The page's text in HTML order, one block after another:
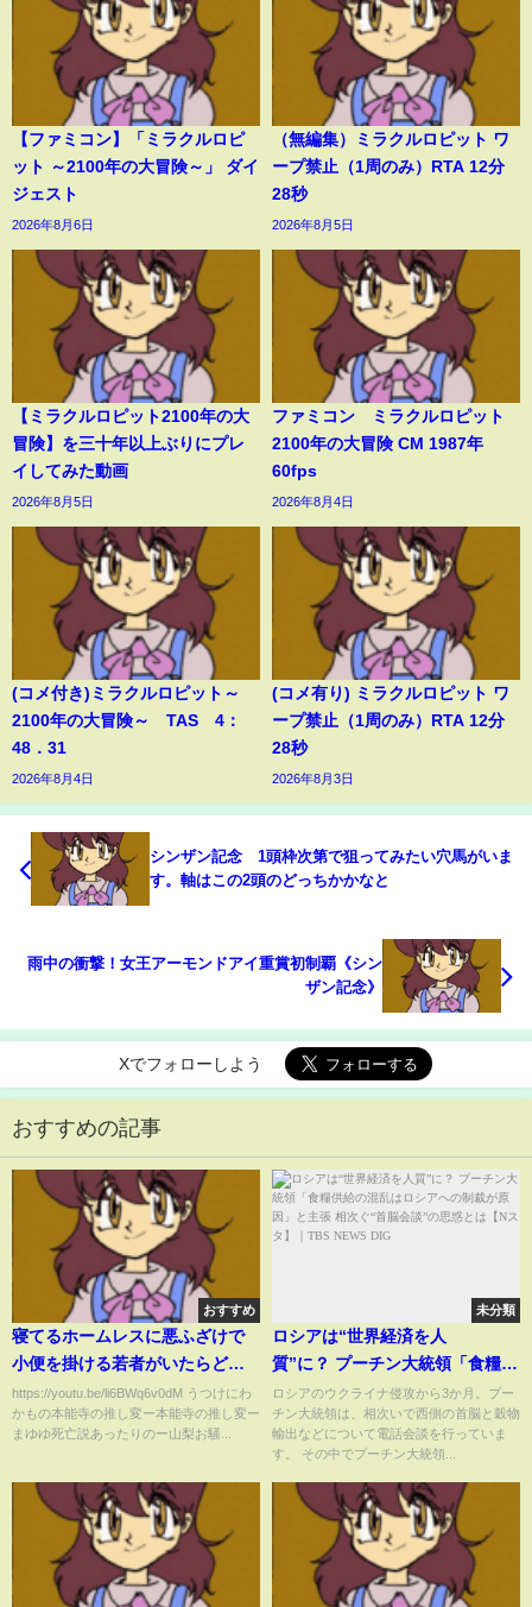
【ファミコン】「ミラクルロピ
ット ～2100年の大冒険～」 ダイ
ジェスト
2026年8月6日
（無編集）ミラクルロピット ワ
ープ禁止（1周のみ）RTA 12分
28秒
2026年8月5日
【ミラクルロピット2100年の大
冒険】を三十年以上ぶりにプレ
イしてみた動画
2026年8月5日
ファミコン ミラクルロピット
2100年の大冒険 CM 1987年
60fps
2026年8月4日
(コメ付き)ミラクルロピット～
2100年の大冒険～ TAS 4：
48．31
2026年8月4日
(コメ有り) ミラクルロピット ワ
ープ禁止（1周のみ）RTA 12分
28秒
2026年8月3日
シンザン記念 1頭枠次第で狙ってみたい穴馬がいま
す。軸はこの2頭のどっちかかなと
雨中の衝撃！女王アーモンドアイ重賞初制覇《シン
ザン記念》
Xでフォローしよう
おすすめの記事
おすすめ
寝てるホームレスに悪ふざけで
小便を掛ける若者がいたらどう
するか？その時！歴史が動い
た！にわか本能寺の推し変
https://youtu.be/li6BWq6v0dM うつけにわ
かもの本能寺の推し変ー本能寺の推し変ー
まゆゆ死亡説あったりのー山梨お騒...
未分類
ロシアは“世界経済を人
質”に？ プーチン大統領「食糧供
給の混乱はロシアへの制裁が原
因」と主張 相次ぐ“首脳会談”の
思惑とは【Nスタ】｜
ロシアのウクライナ侵攻から3か月。プー
チン大統領は、相次いで西側の首脳と穀物
輸出などについて電話会談を行っていま
す。 その中でプーチン大統領...